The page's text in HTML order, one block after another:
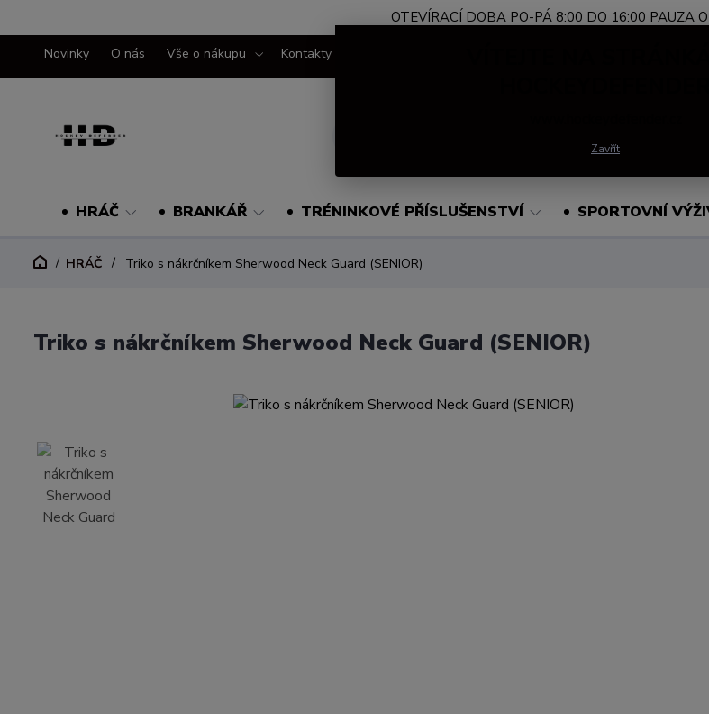
OTEVÍRACÍ DOBA PO-PÁ 8:00 DO 16:00 PAUZA
Novinky O nás Vše o nákupu Kontakty
HRÁČ BRANKÁŘ TRÉNINKOVÉ PŘÍSLUŠENSTVÍ SPORTOVNÍ
HRÁČ Triko s nákrčníkem Sherwood Neck Guard (SENIOR)
Triko s nákrčníkem Sherwood Neck Guard (SENIOR)
Zavřít